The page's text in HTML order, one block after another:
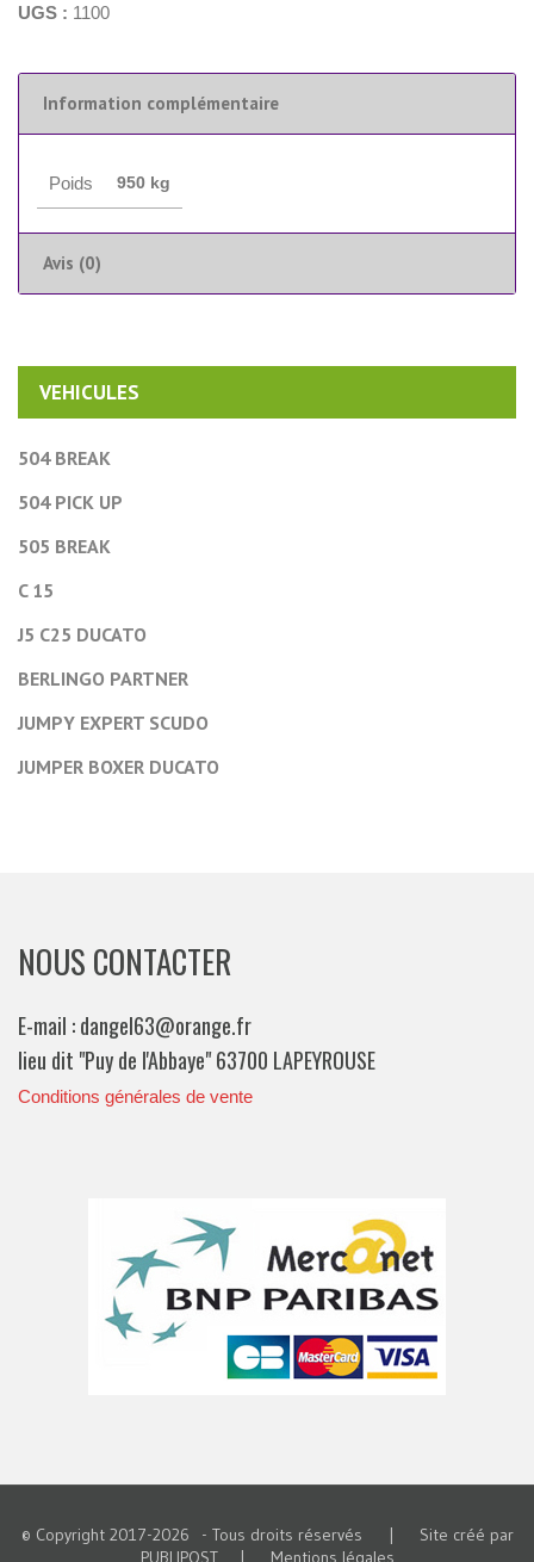
UGS : 1100
Information complémentaire
Poids 950 kg
Avis (0)
VEHICULES
504 BREAK
504 PICK UP
505 BREAK
C 15
J5 C25 DUCATO
BERLINGO PARTNER
JUMPY EXPERT SCUDO
JUMPER BOXER DUCATO
NOUS CONTACTER
E-mail : dangel63@orange.fr
lieu dit "Puy de l'Abbaye" 63700 LAPEYROUSE
Conditions générales de vente
© Copyright 2017-2026 - Tous droits réservés | Site créé par
PUBLIPOST| Mentions légales